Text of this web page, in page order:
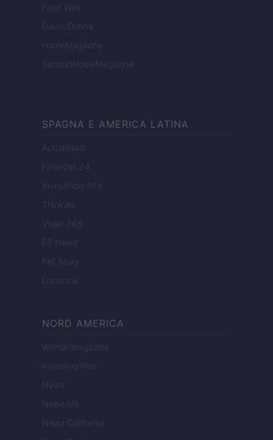
Food Wiki
FuturoDonna
HomeMagazine
SecondHomeMagazine
SPAGNA E AMERICA LATINA
Actualidad
Finanzas 24
Investindo 365
Think.es
Viajar 365
ES Newz
Pet Story
Encocina
NORD AMERICA
Womanmagazine
Investing Plus
Newz
Newz US
Newz California